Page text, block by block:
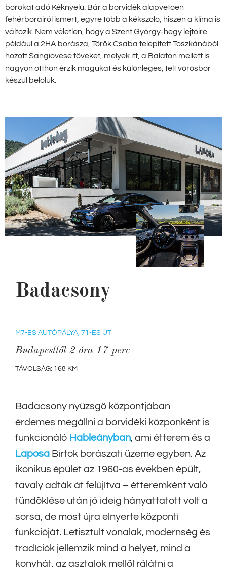
borokat adó Kéknyelű. Bár a borvidék alapvetően
fehérborairól ismert, egyre több a kékszőlő, hiszen a klíma is
változik. Nem véletlen, hogy a Szent György-hegy lejtőire
például a 2HA borásza, Török Csaba telepített Toszkánából
hozott Sangiovese töveket, melyek itt, a Balaton mellett is
nagyon otthon érzik magukat és különleges, telt vörösbor
készül belőlük.
Badacsony
M7-ES AUTÓPÁLYA, 71-ES ÚT
Budapesttől 2 óra 17 perc
TÁVOLSÁG: 168 KM
Badacsony nyüzsgő központjában
érdemes megállni a borvidéki közponként is
funkcionáló Hableányban, ami étterem és a
Laposa Birtok borászati üzeme egyben. Az
ikonikus épület az 1960-as években épült,
tavaly adták át felújítva – étteremként való
tündöklése után jó ideig hányattatott volt a
sorsa, de most újra elnyerte központi
funkcióját. Letisztult vonalak, modernség és
tradíciók jellemzik mind a helyet, mind a
konyhát, az asztalok mellől rálátni a